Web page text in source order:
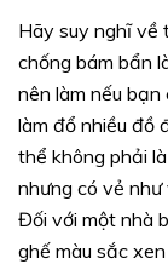
Hãy suy nghĩ về
chống bám bẩn
nên làm nếu
làm đổ nhiều đồ
thể không phải
nhưng có vẻ như
Đối với một nhà
ghế màu sắc